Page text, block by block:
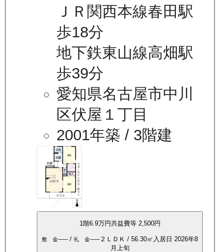
ＪＲ関西本線春田駅
歩18分
地下鉄東山線高畑駅
歩39分
愛知県名古屋市中川
区伏屋１丁目
2001年築 / 3階建
1階6.9万円共益費等 2,500円
敷 金----- / 礼 金----- ２ＬＤＫ / 56.30㎡ 入居日 2026年8
月上旬